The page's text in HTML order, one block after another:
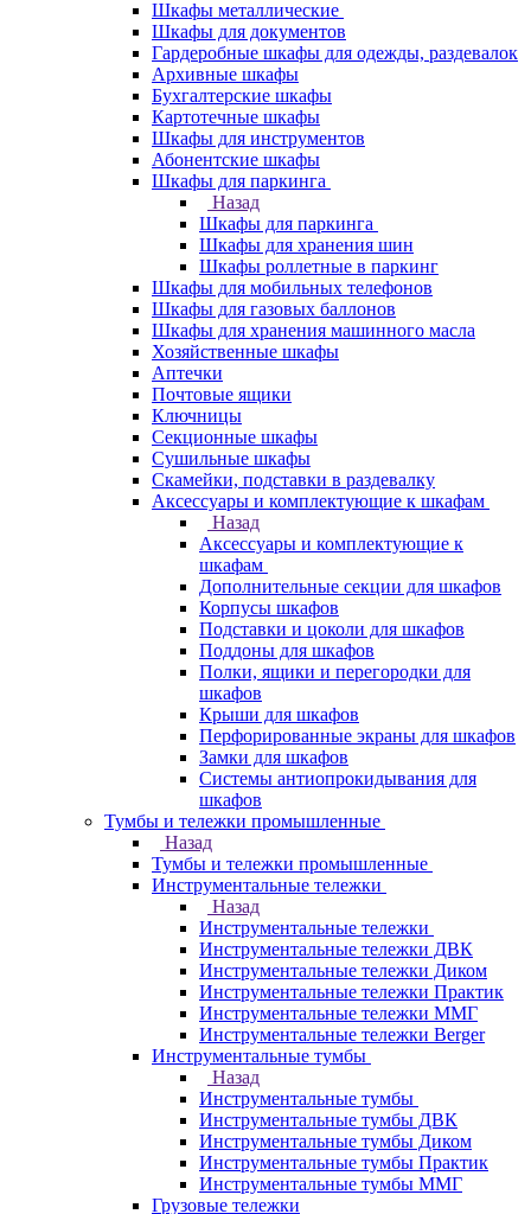
Шкафы металлические
Шкафы для документов
Гардеробные шкафы для одежды, раздевалок
Архивные шкафы
Бухгалтерские шкафы
Картотечные шкафы
Шкафы для инструментов
Абонентские шкафы
Шкафы для паркинга
Назад
Шкафы для паркинга
Шкафы для хранения шин
Шкафы роллетные в паркинг
Шкафы для мобильных телефонов
Шкафы для газовых баллонов
Шкафы для хранения машинного масла
Хозяйственные шкафы
Аптечки
Почтовые ящики
Ключницы
Секционные шкафы
Сушильные шкафы
Скамейки, подставки в раздевалку
Аксессуары и комплектующие к шкафам
Назад
Аксессуары и комплектующие к
шкафам
Дополнительные секции для шкафов
Корпусы шкафов
Подставки и цоколи для шкафов
Поддоны для шкафов
Полки, ящики и перегородки для
шкафов
Крыши для шкафов
Перфорированные экраны для шкафов
Замки для шкафов
Системы антиопрокидывания для
шкафов
Тумбы и тележки промышленные
Назад
Тумбы и тележки промышленные
Инструментальные тележки
Назад
Инструментальные тележки
Инструментальные тележки ДВК
Инструментальные тележки Диком
Инструментальные тележки Практик
Инструментальные тележки ММГ
Инструментальные тележки Berger
Инструментальные тумбы
Назад
Инструментальные тумбы
Инструментальные тумбы ДВК
Инструментальные тумбы Диком
Инструментальные тумбы Практик
Инструментальные тумбы ММГ
Грузовые тележки